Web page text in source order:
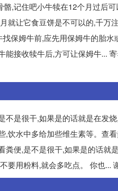
,记住吧小牛犊在12个月过后
就让它食豆饼是不可以的,千万
保姆牛前,应先用保姆牛的胎水
接收犊牛后,方可让保姆牛...
是很干,如果是的话就是在发
饮水中多给加些维生素等。查
粪便,是不是很干,如果是的话就
用粉料,就会多吃点。 你也...